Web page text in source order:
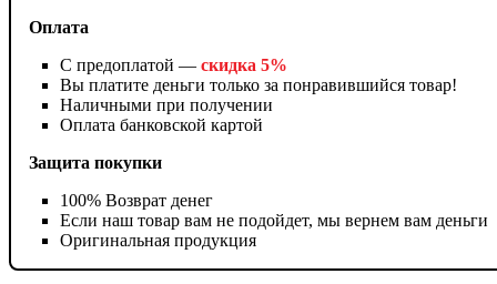
Оплата
С предоплатой — скидка 5%
Вы платите деньги только за понравившийся товар!
Наличными при получении
Оплата банковской картой
Защита покупки
100% Возврат денег
Если наш товар вам не подойдет, мы вернем вам деньги
Оригинальная продукция